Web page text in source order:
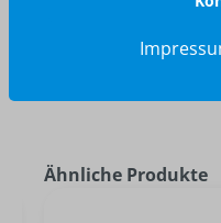
Ähnliche Produkte